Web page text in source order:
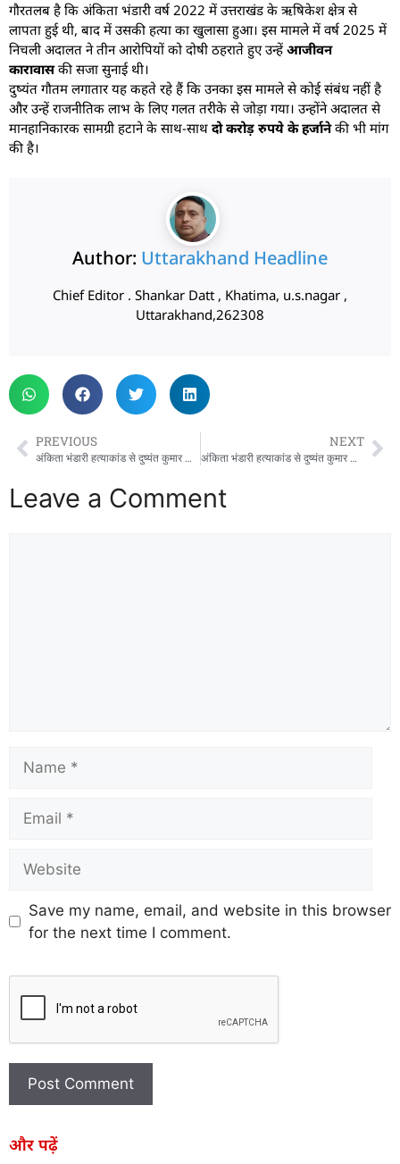
गौरतलब है कि अंकिता भंडारी वर्ष 2022 में उत्तराखंड के ऋषिकेश क्षेत्र से
लापता हुई थी, बाद में उसकी हत्या का खुलासा हुआ। इस मामले में वर्ष 2025 में
निचली अदालत ने तीन आरोपियों को दोषी ठहराते हुए उन्हेंआजीवन
कारावासकी सजा सुनाई थी।
दुष्यंत गौतम लगातार यह कहते रहे हैं कि उनका इस मामले से कोई संबंध नहीं है
और उन्हें राजनीतिक लाभ के लिए गलत तरीके से जोड़ा गया। उन्होंने अदालत से
मानहानिकारक सामग्री हटाने के साथ-साथ दो करोड़ रुपये के हर्जानेकी भी मांग
की है।
Author: Uttarakhand Headline
Chief Editor . Shankar Datt , Khatima, u.s.nagar ,
Uttarakhand,262308
PREVIOUS
अंकिता भंडारी हत्याकांड से दुष्यंत कुमार का नाम जोड़ने पर दिल्ली हाईकोर्ट सख्त, 24 घंटे में सोशल मीडिया कंटेंट हटाने के निर्देश
NEXT
अंकिता भंडारी हत्याकांड से दुष्यंत कुमार का नाम जोड़ने पर दिल्ली हाईकोर्ट सख्त, 24 घंटे में सोशल मीडिया कंटेंट हटाने के निर्देश
Leave a Comment
Save my name, email, and website in this browser
for the next time I comment.
और पढ़ें